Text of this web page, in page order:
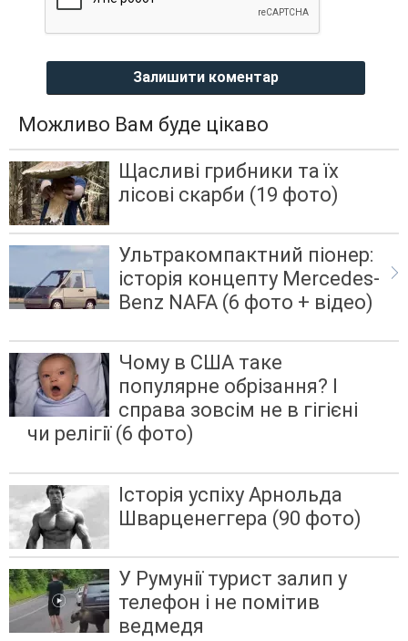
Залишити коментар
Можливо Вам буде цікаво
Щасливі грибники та їх
лісові скарби (19 фото)
Ультракомпактний піонер:
історія концепту Mercedes-
Benz NAFA (6 фото + відео)
Чому в США таке
популярне обрізання? І
справа зовсім не в гігієні
чи релігії (6 фото)
Історія успіху Арнольда
Шварценеггера (90 фото)
У Румунії турист залип у
телефон і не помітив
ведмедя